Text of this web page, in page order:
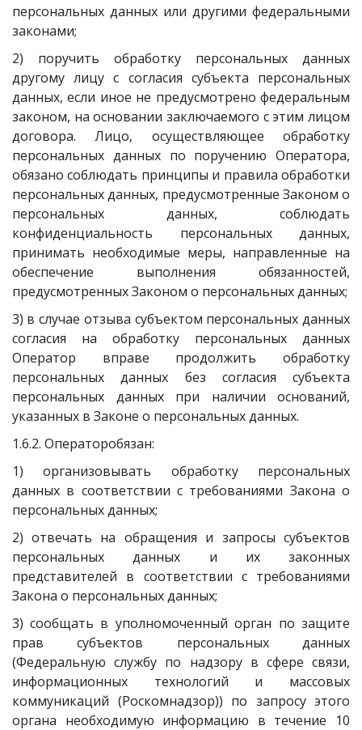
персональных данных или другими федеральными
законами;
2) поручить обработку персональных данных
другому лицу с согласия субъекта персональных
данных, если иное не предусмотрено федеральным
законом, на основании заключаемого с этим лицом
договора. Лицо, осуществляющее обработку
персональных данных по поручению Оператора,
обязано соблюдать принципы и правила обработки
персональных данных, предусмотренные Законом о
персональных данных, соблюдать
конфиденциальность персональных данных,
принимать необходимые меры, направленные на
обеспечение выполнения обязанностей,
предусмотренных Законом о персональных данных;
3) в случае отзыва субъектом персональных данных
согласия на обработку персональных данных
Оператор вправе продолжить обработку
персональных данных без согласия субъекта
персональных данных при наличии оснований,
указанных в Законе о персональных данных.
1.6.2. Операторобязан:
1) организовывать обработку персональных
данных в соответствии с требованиями Закона о
персональных данных;
2) отвечать на обращения и запросы субъектов
персональных данных и их законных
представителей в соответствии с требованиями
Закона о персональных данных;
3) сообщать в уполномоченный орган по защите
прав субъектов персональных данных
(Федеральную службу по надзору в сфере связи,
информационных технологий и массовых
коммуникаций (Роскомнадзор)) по запросу этого
органа необходимую информацию в течение 10